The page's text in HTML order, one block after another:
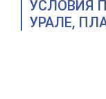
УСЛОВИЯ
УРАЛЕ,